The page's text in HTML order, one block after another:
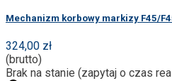
Mechanizm korbowy markizy F45/
324,00 zł
(brutto)
Brak na stanie (zapytaj o czas